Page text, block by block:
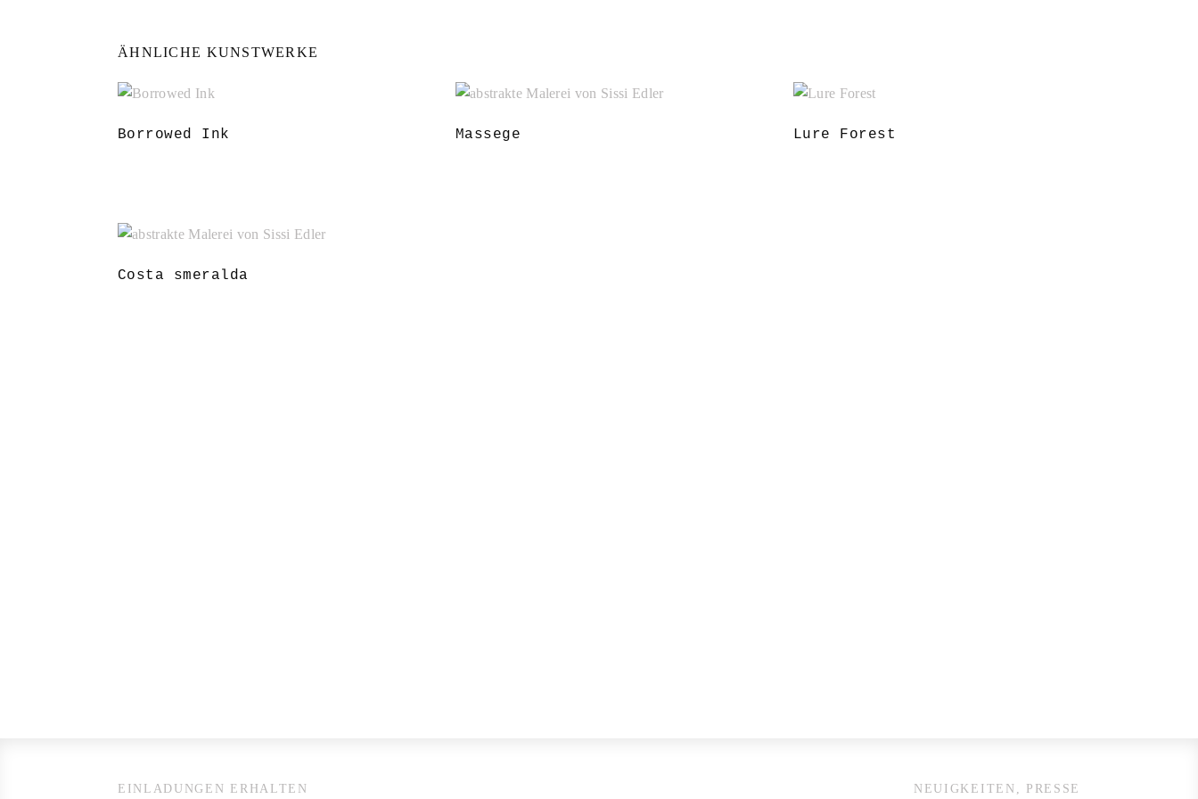
ÄHNLICHE KUNSTWERKE
Borrowed Ink Massege Lure Forest
Costa smeralda
EINLADUNGEN ERHALTEN NEUIGKEITEN, PRESSE